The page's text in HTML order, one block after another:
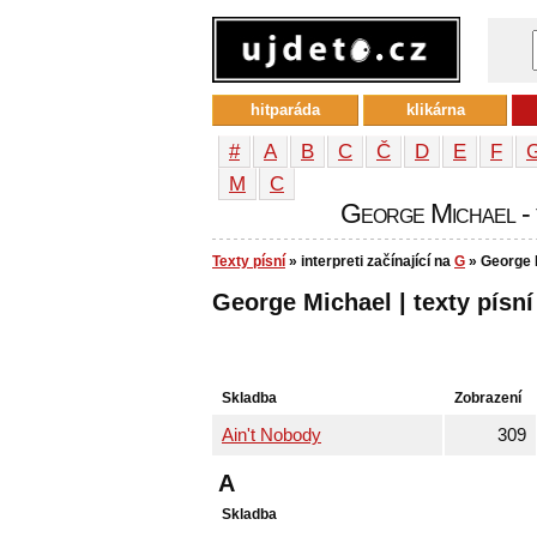
# A B C Č D E F
М
С
George Michael
Texty písní » interpreti začínající na G » George
George Michael | texty
Skladba Zobrazení
Ain't Nobody 309
A
Skladba
hitparáda klikárna